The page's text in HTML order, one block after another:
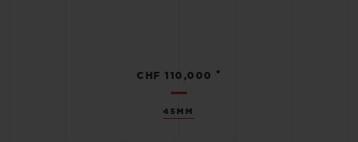
45MM
CHF 110,000 •